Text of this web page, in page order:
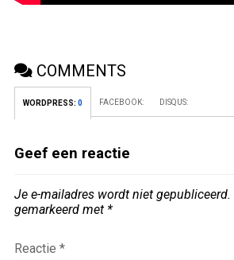
COMMENTS
WORDPRESS: 0 FACEBOOK: DISQUS:
Geef een reactie
Je e-mailadres wordt niet gepubliceerd.
gemarkeerd met *
Reactie *